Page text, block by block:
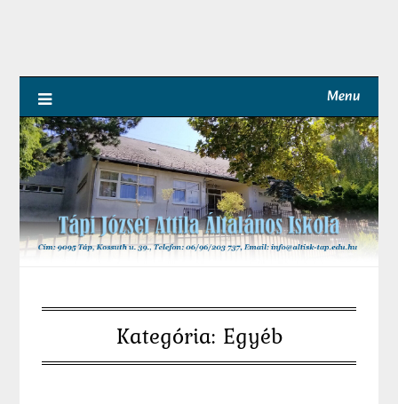
Menu
Kategória: Egyéb